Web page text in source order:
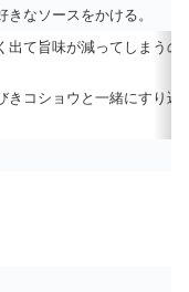
なソースをかける。
出て旨味が減ってしまうの
きコショウと一緒にすり込